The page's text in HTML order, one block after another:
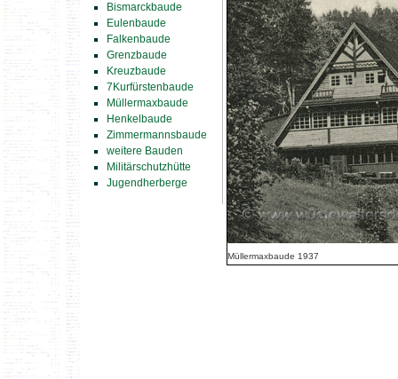
Bismarckbaude
Eulenbaude
Falkenbaude
Grenzbaude
Kreuzbaude
7Kurfürstenbaude
Müllermaxbaude
Henkelbaude
Zimmermannsbaude
weitere Bauden
Militärschutzhütte
Jugendherberge
Müllermaxbaude 1937